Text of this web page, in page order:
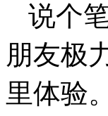
说个
朋友极
里体验